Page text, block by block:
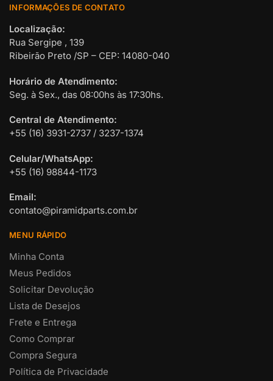
INFORMAÇÕES DE CONTATO
Localização:
Rua Sergipe , 139
Ribeirão Preto /SP – CEP: 14080-040
Horário de Atendimento:
Seg. à Sex., das 08:00hs às 17:30hs.
Central de Atendimento:
+55 (16) 3931-2737 / 3237-1374
Celular/WhatsApp:
+55 (16) 98844-1173
Email:
contato@piramidparts.com.br
MENU RÁPIDO
Minha Conta
Meus Pedidos
Solicitar Devolução
Lista de Desejos
Frete e Entrega
Como Comprar
Compra Segura
Política de Privacidade